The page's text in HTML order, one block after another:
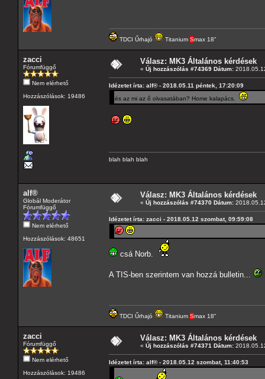
TDCI Űrhajó Titanium Smax 18"
zacci
Fórumfüggő
Nem elérhető
Hozzászólások: 19486
Válasz: MK3 Általános kérdések
« Új hozzászólás #74369 Dátum:
Idézetet írta: alf® - 2018.05.11 péntek, 17:20:09
és az mi az ő olvasatában? Home kalapács.
blah blah blah
alf®
Globál Moderátor
Fórumfüggő
Nem elérhető
Hozzászólások: 48651
Válasz: MK3 Általános kérdések
« Új hozzászólás #74370 Dátum:
Idézetet írta: zacci - 2018.05.12 szombat, 09:59:08
csá Norb.
A TIS-ben szerintem van hozzá bulletin...
TDCI Űrhajó Titanium Smax 18"
zacci
Fórumfüggő
Nem elérhető
Hozzászólások: 19486
Válasz: MK3 Általános kérdések
« Új hozzászólás #74371 Dátum:
Idézetet írta: alf® - 2018.05.12 szombat, 11:40:53